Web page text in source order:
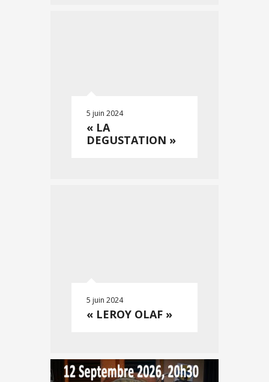
5 juin 2024
« LA
DEGUSTATION »
5 juin 2024
« LEROY OLAF »